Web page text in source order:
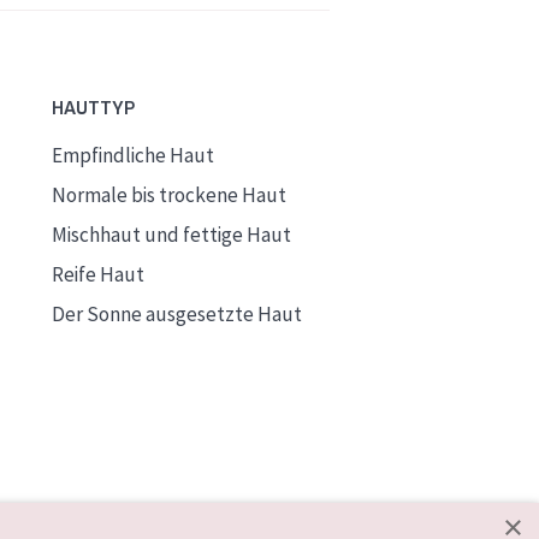
HAUTTYP
Empfindliche Haut
Normale bis trockene Haut
Mischhaut und fettige Haut
Reife Haut
Der Sonne ausgesetzte Haut
×